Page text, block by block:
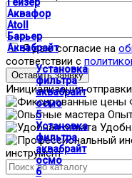
Аквафор
Atoll
Барьер
Аквабрайт
Установка
фильтра
аквабрайт
осмо
5
Установка
фильтра
аквабрайт
осмо
6
Я даю согласие на
соответствии с
Оставить заявку
Инициализация
инструмент